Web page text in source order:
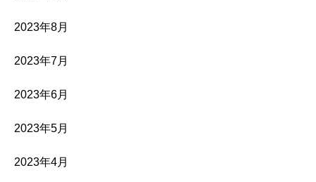
2023年8月
2023年7月
2023年6月
2023年5月
2023年4月